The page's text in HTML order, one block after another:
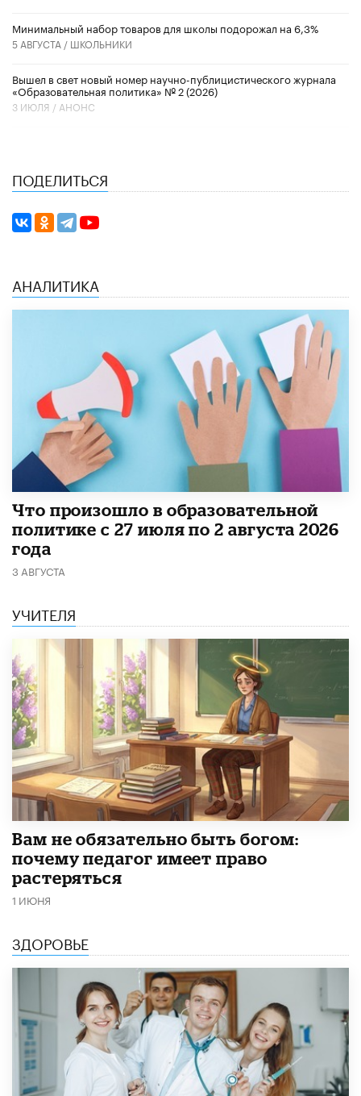
Минимальный набор товаров для школы подорожал на 6,3%
5 АВГУСТА / ШКОЛЬНИКИ
Вышел в свет новый номер научно-публицистического журнала
«Образовательная политика» № 2 (2026)
3 ИЮЛЯ / АНОНС
ПОДЕЛИТЬСЯ
АНАЛИТИКА
​Что произошло в образовательной
политике с 27 июля по 2 августа 2026
года
3 АВГУСТА
УЧИТЕЛЯ
​Вам не обязательно быть богом:
почему педагог имеет право
растеряться
1 ИЮНЯ
ЗДОРОВЬЕ